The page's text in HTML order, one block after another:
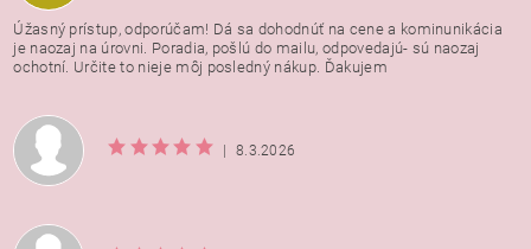
Úžasný prístup, odporúčam! Dá sa dohodnúť na cene a kominunikácia
je naozaj na úrovni. Poradia, pošlú do mailu, odpovedajú- sú naozaj
ochotní. Určite to nieje môj posledný nákup. Ďakujem
| 8.3.2026